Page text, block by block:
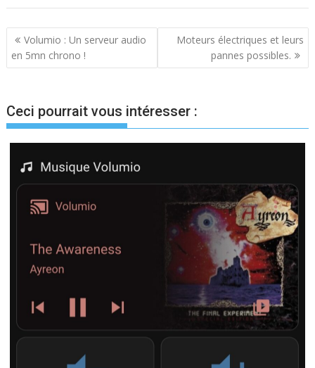
Navigation
de
Volumio : Un serveur audio
en 5mn chrono !
Moteurs électriques et leurs
pannes possibles.
Ceci pourrait vous intéresser :